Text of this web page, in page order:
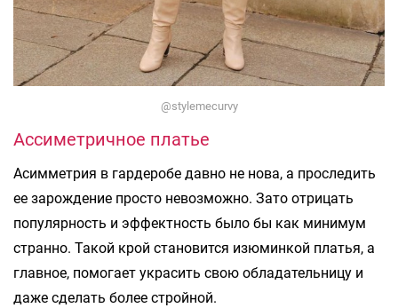
@stylemecurvy
Ассиметричное платье
Асимметрия в гардеробе давно не нова, а проследить
ее зарождение просто невозможно. Зато отрицать
популярность и эффектность было бы как минимум
странно. Такой крой становится изюминкой платья, а
главное, помогает украсить свою обладательницу и
даже сделать более стройной.